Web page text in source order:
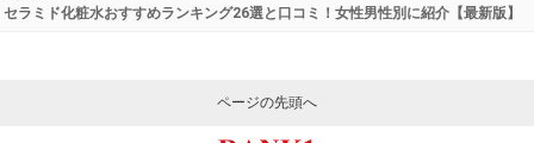
セラミド化粧水おすすめランキング26選と口コミ！女性男性別に紹介【最新版】
ページの先頭へ